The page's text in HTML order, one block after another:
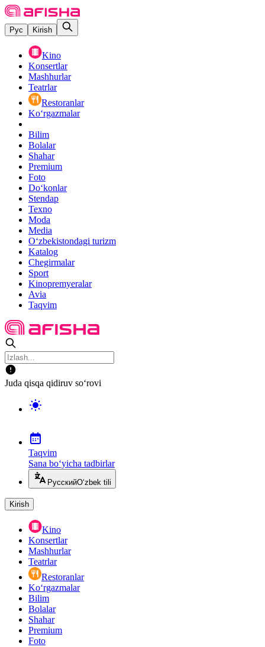
Рус Kirish
Kino
Konsertlar
Mashhurlar
Teatrlar
Restoranlar
Ko‘rgazmalar
Bilim
Bolalar
Shahar
Premium
Foto
Do‘konlar
Stendap
Texno
Moda
Media
O‘zbekistondagi turizm
Katalog
Chegirmalar
Sport
Kinopremyeralar
Avia
Taqvim
Juda qisqa qidiruv so‘rovi
Taqvim
Sana bo‘yicha tadbirlar
РусскийO‘zbek tili
Kirish
Kino
Konsertlar
Mashhurlar
Teatrlar
Restoranlar
Ko‘rgazmalar
Bilim
Bolalar
Shahar
Premium
Foto